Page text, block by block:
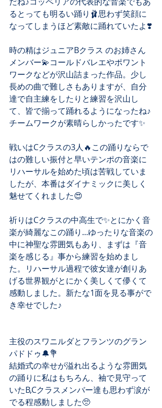
るとっても明るい踊り🩰思わず笑顔に
なってしまうほど素敵に踊れていたよ❣️
時の精はジュニアBクラス のお姉さん
メンバー💫コールドバレエやポワント
ワークなどが沢山詰まった作品。少し
長めの曲で難しさもありますが、自分
達で自主練をしたりと練習を沢山し
て、皆で揃って踊れるようになったね♪
チームワークが素晴らしかったです✨
戦いはCクラスの3人🔥この踊りならで
はの難しい振付と早いテンポの音楽に
リハーサルを始めた頃は苦戦していま
したが、本番はダイナミックに美しく
魅せてくれました😍
祈りはCクラスの中高生で✨とにかく音
楽が綺麗なこの踊り...ゆったりな音楽の
中に神聖な雰囲気もあり、まずは『音
楽を感じる』事から練習を始めまし
た。リハーサル過程で彼女達が創りあ
げる世界観がとにかく美しくて儚くて
感動しました。新たな1面を見る事がで
き幸せでした♪
主役のスワニルダとフランツのグラン
パドドゥ🔔💐
結婚式の幸せが溢れ出るような雰囲気
の踊りに私はもちろん、袖で見守って
いたB,Cクラスメンバー達も思わず涙が
でる程感動しました🥺